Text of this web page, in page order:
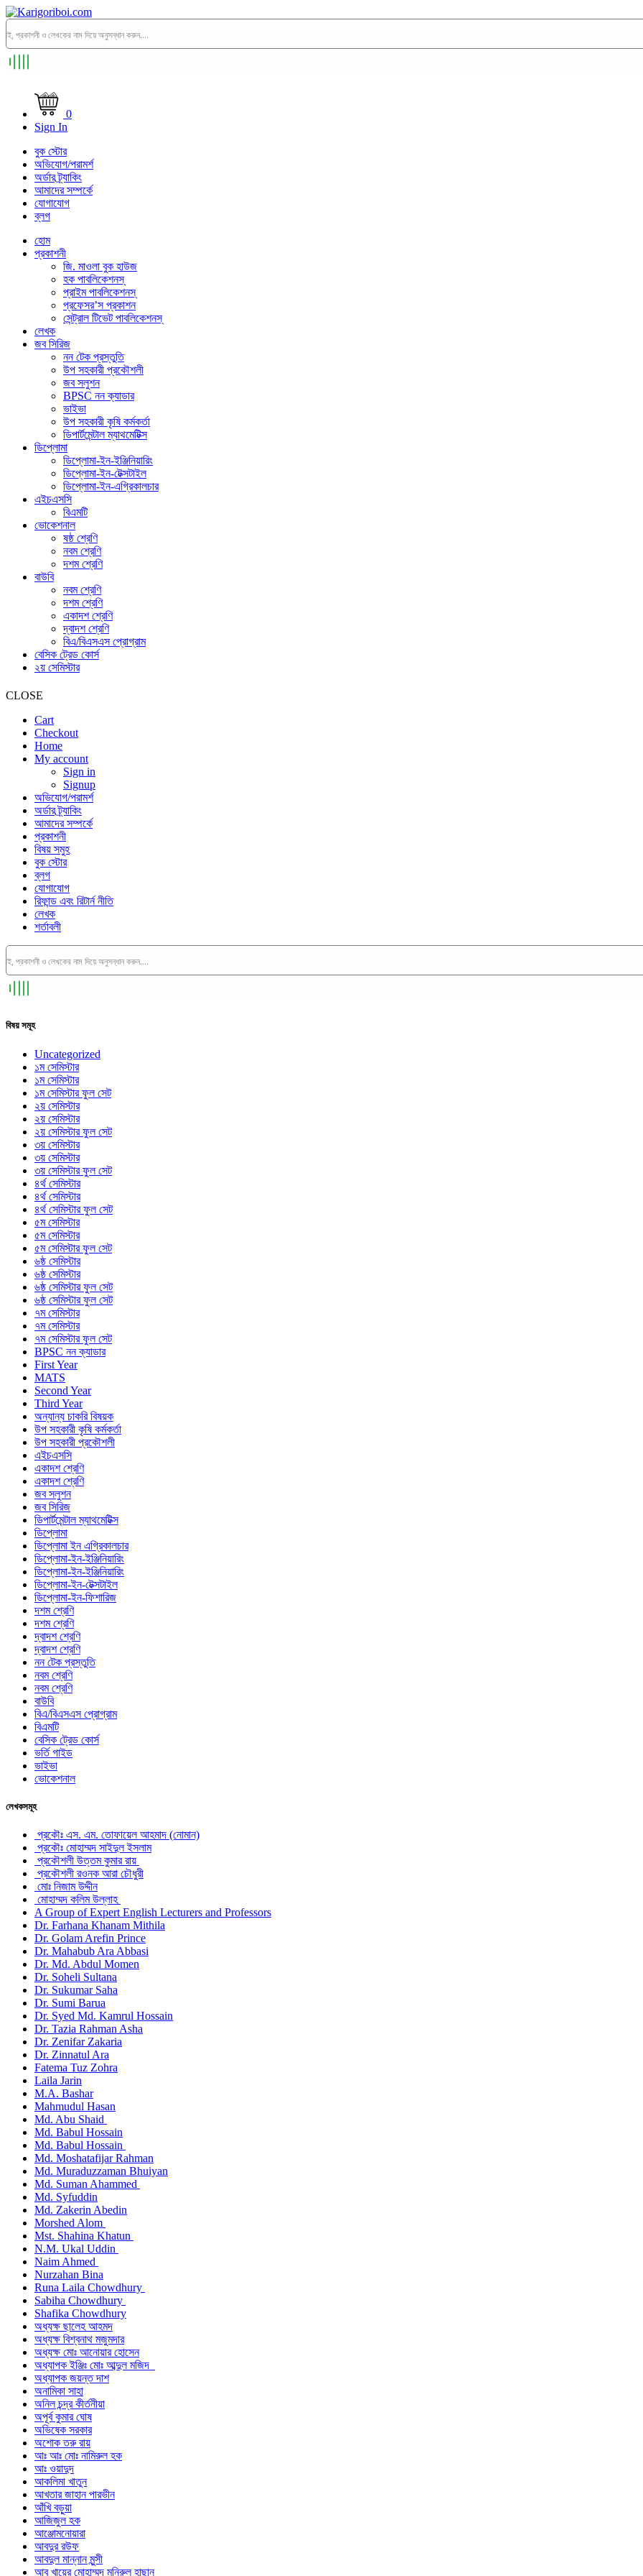
0
Sign In
বুক স্টোর
অভিযোগ/পরামর্শ
অর্ডার ট্র্যাকিং
আমাদের সম্পর্কে
যোগাযোগ
ব্লগ
হোম
প্রকাশনী
জি. মাওলা বুক হাউজ
হক পাবলিকেশনস্
প্রাইম পাবলিকেশনস্
প্রফেসর’স প্রকাশন
সেন্ট্রাল টিভেট পাবলিকেশনস্
লেখক
জব সিরিজ
নন টেক প্রস্তুতি
উপ সহকারী প্রকৌশলী
জব সলুশন
BPSC নন ক্যাডার
ভাইভা
উপ সহকারী কৃষি কর্মকর্তা
ডিপার্টমেন্টাল ম্যাথমেটিক্স
ডিপ্লোমা
ডিপ্লোমা-ইন-ইঞ্জিনিয়ারিং
ডিপ্লোমা-ইন-টেক্সটাইল
ডিপ্লোমা-ইন-এগ্রিকালচার
এইচএসসি
বিএমটি
ভোকেশনাল
ষষ্ঠ শ্রেণি
নবম শ্রেণি
দশম শ্রেণি
বাউবি
নবম শ্রেণি
দশম শ্রেণি
একাদশ শ্রেণি
দ্বাদশ শ্রেণি
বিএ/বিএসএস প্রোগ্রাম
বেসিক ট্রেড কোর্স
২য় সেমিস্টার
CLOSE
Cart
Checkout
Home
My account
Sign in
Signup
অভিযোগ/পরামর্শ
অর্ডার ট্র্যাকিং
আমাদের সম্পর্কে
প্রকাশনী
বিষয় সমুহ
বুক স্টোর
ব্লগ
যোগাযোগ
রিফান্ড এবং রিটার্ন নীতি
লেখক
শর্তাবলী
বিষয় সমূহ
Uncategorized
১ম সেমিস্টার
১ম সেমিস্টার
১ম সেমিস্টার ফুল সেট
২য় সেমিস্টার
২য় সেমিস্টার
২য় সেমিস্টার ফুল সেট
৩য় সেমিস্টার
৩য় সেমিস্টার
৩য় সেমিস্টার ফুল সেট
৪র্থ সেমিস্টার
৪র্থ সেমিস্টার
৪র্থ সেমিস্টার ফুল সেট
৫ম সেমিস্টার
৫ম সেমিস্টার
৫ম সেমিস্টার ফুল সেট
৬ষ্ঠ সেমিস্টার
৬ষ্ঠ সেমিস্টার
৬ষ্ঠ সেমিস্টার ফুল সেট
৬ষ্ঠ সেমিস্টার ফুল সেট
৭ম সেমিস্টার
৭ম সেমিস্টার
৭ম সেমিস্টার ফুল সেট
BPSC নন ক্যাডার
First Year
MATS
Second Year
Third Year
অন্যান্য চাকরি বিষয়ক
উপ সহকারী কৃষি কর্মকর্তা
উপ সহকারী প্রকৌশলী
এইচএসসি
একাদশ শ্রেণি
একাদশ শ্রেণি
জব সলুশন
জব সিরিজ
ডিপার্টমেন্টাল ম্যাথমেটিক্স
ডিপ্লোমা
ডিপ্লোমা ইন এগ্রিকালচার
ডিপ্লোমা-ইন-ইঞ্জিনিয়ারিং
ডিপ্লোমা-ইন-ইঞ্জিনিয়ারিং
ডিপ্লোমা-ইন-টেক্সটাইল
ডিপ্লোমা-ইন-ফিশারিজ
দশম শ্রেণি
দশম শ্রেণি
দ্বাদশ শ্রেণি
দ্বাদশ শ্রেণি
নন টেক প্রস্তুতি
নবম শ্রেণি
নবম শ্রেণি
বাউবি
বিএ/বিএসএস প্রোগ্রাম
বিএমটি
বেসিক ট্রেড কোর্স
ভর্তি গাইড
ভাইভা
ভোকেশনাল
লেখকসমূহ
প্রকৌঃ এস. এম. তোফায়েল আহমাদ (নোমান)
প্রকৌঃ মোহাম্মদ সাইদুল ইসলাম
প্রকৌশলী উত্তম কুমার রায়
প্রকৌশলী রওনক আরা চৌধুরী
মোঃ নিজাম উদ্দীন
মোহাম্মদ কলিম উল্লাহ
A Group of Expert English Lecturers and Professors
Dr. Farhana Khanam Mithila
Dr. Golam Arefin Prince
Dr. Mahabub Ara Abbasi
Dr. Md. Abdul Momen
Dr. Soheli Sultana
Dr. Sukumar Saha
Dr. Sumi Barua
Dr. Syed Md. Kamrul Hossain
Dr. Tazia Rahman Asha
Dr. Zenifar Zakaria
Dr. Zinnatul Ara
Fatema Tuz Zohra
Laila Jarin
M.A. Bashar
Mahmudul Hasan
Md. Abu Shaid
Md. Babul Hossain
Md. Babul Hossain
Md. Moshatafijar Rahman
Md. Muraduzzaman Bhuiyan
Md. Suman Ahammed
Md. Syfuddin
Md. Zakerin Abedin
Morshed Alom
Mst. Shahina Khatun
N.M. Ukal Uddin
Naim Ahmed
Nurzahan Bina
Runa Laila Chowdhury
Sabiha Chowdhury
Shafika Chowdhury
অধ্যক্ষ ছালেহ আহমদ
অধ্যক্ষ বিশ্বনাথ মজুমদার
অধ্যক্ষ মোঃ আনোয়ার হোসেন
অধ্যাপক ইঞ্জিঃ মোঃ আব্দুল মজিদ
অধ্যাপক জয়ন্ত দাশ
অনামিকা সাহা
অনিল চন্দ্র কীর্তনীয়া
অপূর্ব কুমার ঘোষ
অভিষেক সরকার
অশোক তরু রায়
আঃ আঃ মোঃ নামিরুল হক
আঃ ওয়াদুদ
আকলিমা খাতুন
আখতার জাহান পারভীন
আঁখি বড়ুয়া
আজিজুল হক
আঞ্জোমনোয়ারা
আবদুর রউফ
আবদুল মান্নান মুন্সী
আবু খায়ের মোহাম্মদ মনিরুল হাছান